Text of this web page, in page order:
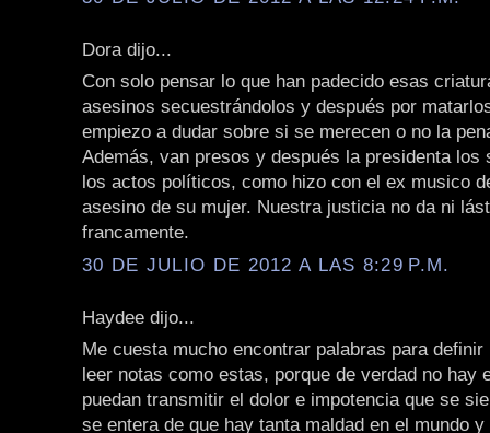
Dora dijo...
Con solo pensar lo que han padecido esas
asesinos secuestrándolos y después por
empiezo a dudar sobre si se merecen o no la
Además, van presos y después la presidenta los
los actos políticos, como hizo con el ex musico
asesino de su mujer. Nuestra justicia no da ni
francamente.
30 DE JULIO DE 2012 A LAS 8:29 P.M.
Haydee dijo...
Me cuesta mucho encontrar palabras para
leer notas como estas, porque de verdad no hay
puedan transmitir el dolor e impotencia que se
se entera de que hay tanta maldad en el mundo